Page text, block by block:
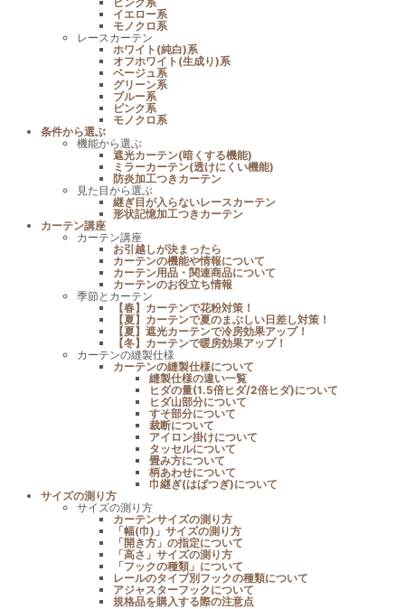
イエロー系
モノクロ系
レースカーテン
ホワイト(純白)系
オフホワイト(生成り)系
ベージュ系
グリーン系
ブルー系
ピンク系
モノクロ系
条件から選ぶ
機能から選ぶ
遮光カーテン(暗くする機能)
ミラーカーテン(透けにくい機能)
防炎加工つきカーテン
見た目から選ぶ
継ぎ目が入らないレースカーテン
形状記憶加工つきカーテン
カーテン講座
カーテン講座
お引越しが決まったら
カーテンの機能や情報について
カーテン用品・関連商品について
カーテンのお役立ち情報
季節とカーテン
【春】カーテンで花粉対策！
【夏】カーテンで夏のまぶしい日差し対策！
【夏】遮光カーテンで冷房効果アップ！
【冬】カーテンで暖房効果アップ！
カーテンの縫製仕様
カーテンの縫製仕様について
縫製仕様の違い一覧
ヒダの量(1.5倍ヒダ/2倍ヒダ)について
ヒダ山部分について
すそ部分について
裁断について
アイロン掛けについて
タッセルについて
畳み方について
柄あわせについて
巾継ぎ(はばつぎ)について
サイズの測り方
サイズの測り方
カーテンサイズの測り方
「幅(巾)」サイズの測り方
「開き方」の指定について
「高さ」サイズの測り方
「フックの種類」について
レールのタイプ別フックの種類について
アジャスターフックについて
規格品を購入する際の注意点